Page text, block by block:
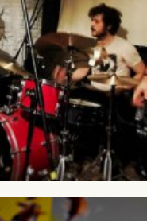
A NUESTRO BOLETÍN
laPolítica de Privacidad